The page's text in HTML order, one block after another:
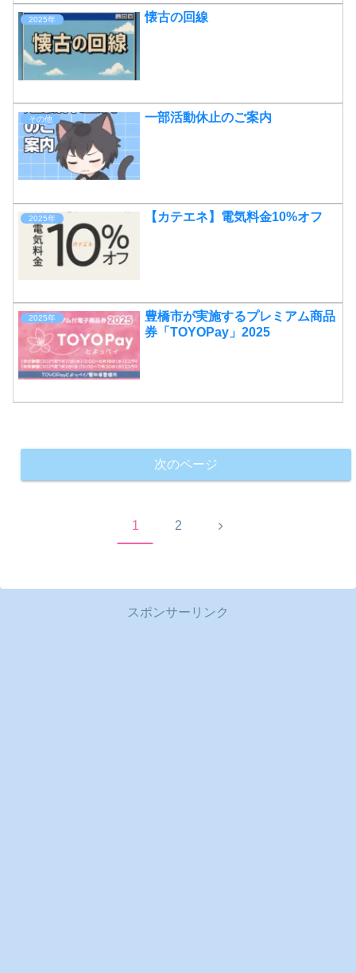
2025年 懐古の回線
その他 一部活動休止のご案内
2025年 【カテエネ】電気料金10%オフ
2025年
豊橋市が実施するプレミアム商品
券「TOYOPay」2025
次のページ
1 2 次
スポンサーリンク